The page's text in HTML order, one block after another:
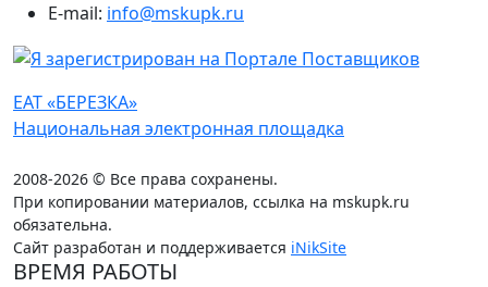
E-mail: info@mskupk.ru
ЕАТ «БЕРЕЗКА»
Национальная электронная площадка
2008-2026 © Все права сохранены.
При копировании материалов, ссылка на mskupk.ru
обязательна.
Сайт разработан и поддерживается iNikSite
ВРЕМЯ РАБОТЫ